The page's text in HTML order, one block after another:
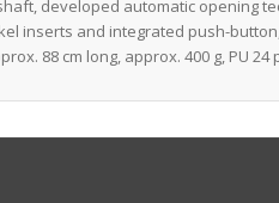
developed automatic opening
inserts and integrated push-
88 cm long, approx. 400 g, PU 24